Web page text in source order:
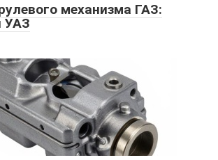
механизма ГАЗ:
УАЗ